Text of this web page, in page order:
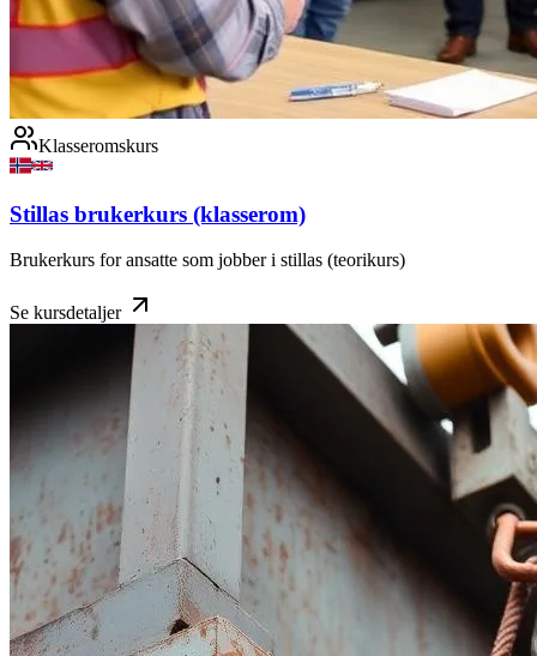
Klasseromskurs
Stillas brukerkurs (klasserom)
Brukerkurs for ansatte som jobber i stillas (teorikurs)
Se kursdetaljer